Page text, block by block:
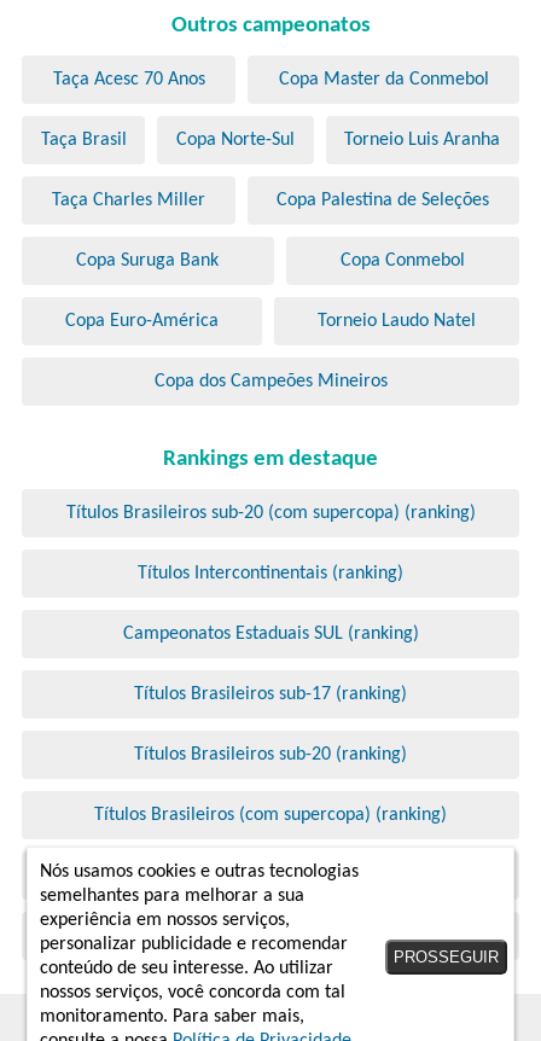
Outros campeonatos
Taça Acesc 70 Anos Copa Master da Conmebol
Taça Brasil Copa Norte-Sul Torneio Luis Aranha
Taça Charles Miller Copa Palestina de Seleções
Copa Suruga Bank Copa Conmebol
Copa Euro-América Torneio Laudo Natel
Copa dos Campeões Mineiros
Rankings em destaque
Títulos Brasileiros sub-20 (com supercopa) (ranking)
Títulos Intercontinentais (ranking)
Campeonatos Estaduais SUL (ranking)
Títulos Brasileiros sub-17 (ranking)
Títulos Brasileiros sub-20 (ranking)
Títulos Brasileiros (com supercopa) (ranking)
Títulos Brasileiros sub-17 (com supercopa) (ranking)
Campeonatos Brasileiros (ranking)
2019 - 2026 © arquivodabola.com.br
Nós usamos cookies e outras tecnologias
semelhantes para melhorar a sua
experiência em nossos serviços,
personalizar publicidade e recomendar
conteúdo de seu interesse. Ao utilizar
nossos serviços, você concorda com tal
monitoramento. Para saber mais,
PROSSEGUIR